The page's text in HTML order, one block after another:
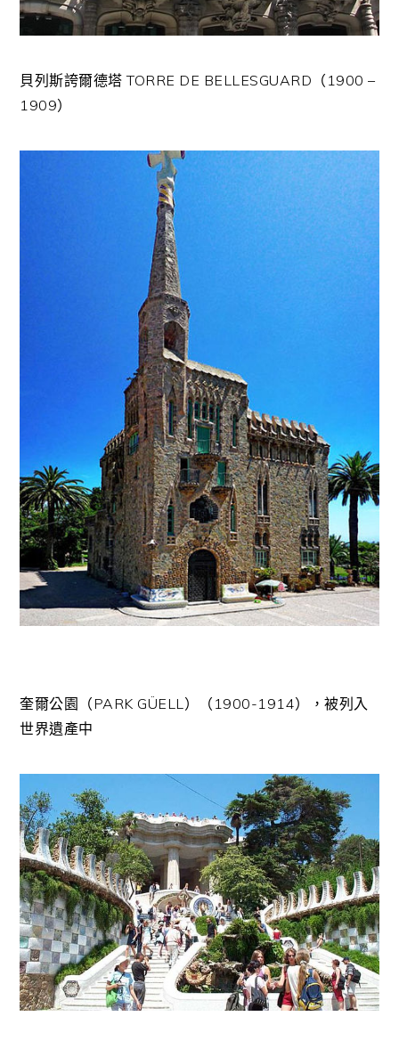
貝列斯誇爾德塔 TORRE DE BELLESGUARD（1900 –
1909）
奎爾公園（PARK GÜELL）（1900-1914），被列入
世界遺產中